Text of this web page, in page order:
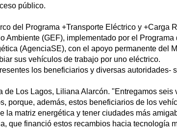
público.
del Programa +Transporte Eléctrico y
Ambiente (GEF), implementado por el
(AgenciaSE), con el apoyo permanente del
sus vehículos de trabajo por uno eléctrico.
los beneficiarios y diversas
de Los Lagos, Liliana Alarcón. "Entregamos
porque, además, estos beneficiarios de los
la matriz energética y tener ciudades más
que financió estos recambios hacia tecnología